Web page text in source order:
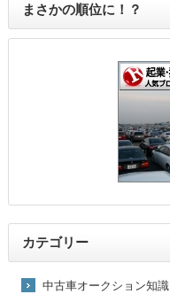
まさかの順位に！？
カテゴリー
中古車オークション知識